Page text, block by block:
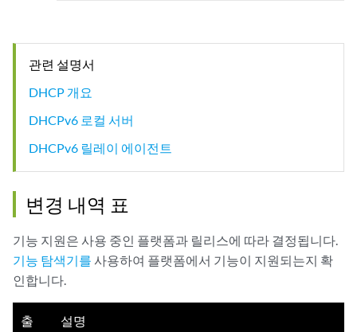
관련 설명서
DHCP 개요
DHCPv6 로컬 서버
DHCPv6 릴레이 에이전트
변경 내역 표
기능 지원은 사용 중인 플랫폼과 릴리스에 따라 결정됩니다.
기능 탐색기를 사용하여 플랫폼에서 기능이 지원되는지 확
인합니다.
출
설명